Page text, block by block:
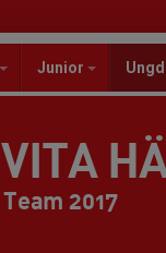
Junior
VITA
Team 2017